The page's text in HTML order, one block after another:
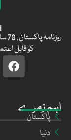
اہم زمرے
پاکستان
دنیا
کو قابل